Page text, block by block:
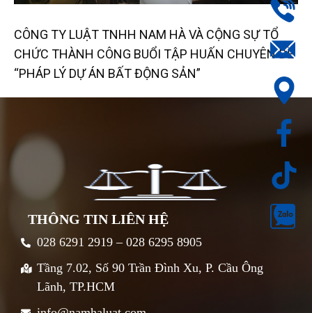
CÔNG TY LUẬT TNHH NAM HÀ VÀ CỘNG SỰ TỔ
CHỨC THÀNH CÔNG BUỔI TẬP HUẤN CHUYÊN ĐỀ
“PHÁP LÝ DỰ ÁN BẤT ĐỘNG SẢN”
THÔNG TIN LIÊN HỆ
028 6291 2919 – 028 6295 8905
Tầng 7.02, Số 90 Trần Đình Xu, P. Cầu Ông
Lãnh, TP.HCM